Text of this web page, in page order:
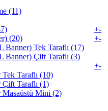
(11)
+-
(20)
+-
Banner) Tek Taraflı (17)
Banner) Çift Taraflı (3)
+-
Taraflı (10)
Taraflı (1)
Mini (2)